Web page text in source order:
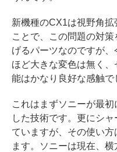
新機種のCX1は視野角
ことで、この問題の対
げるパーツなのですが
ほど大きな変色は無く
能はかなり良好な感触で
これはまずソニーが最
した技術です。更にシ
ていますが、その使い
ます。ソニーは現在、